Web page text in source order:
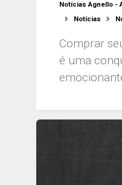
Notícias Agnello -
Notícias
Comprar
é uma